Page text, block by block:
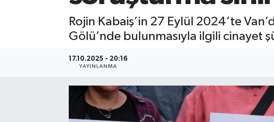
Rojin Kabaiş’in 27 Eylül 2024’te
Gölü’nde bulunmasıyla ilgili cinayet
17.10.2025 - 20:16
YAYINLANMA